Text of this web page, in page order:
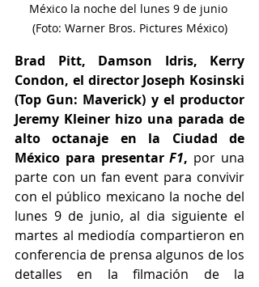
México la noche del lunes 9 de junio
(Foto: Warner Bros. Pictures México)
Brad Pitt, Damson Idris, Kerry
Condon, el director Joseph Kosinski
(Top Gun: Maverick) y el productor
Jeremy Kleiner hizo una parada de
alto octanaje en la Ciudad de
México para presentar F1, por una
parte con un fan event para convivir
con el público mexicano la noche del
lunes 9 de junio, al dia siguiente el
martes al mediodía compartieron en
conferencia de prensa algunos de los
detalles en la filmación de la